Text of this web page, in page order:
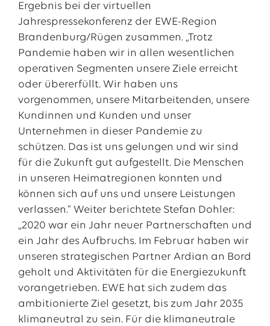
Ergebnis bei der virtuellen
Jahrespressekonferenz der EWE-Region
Brandenburg/Rügen zusammen. „Trotz
Pandemie haben wir in allen wesentlichen
operativen Segmenten unsere Ziele erreicht
oder übererfüllt. Wir haben uns
vorgenommen, unsere Mitarbeitenden, unsere
Kundinnen und Kunden und unser
Unternehmen in dieser Pandemie zu
schützen. Das ist uns gelungen und wir sind
für die Zukunft gut aufgestellt. Die Menschen
in unseren Heimatregionen konnten und
können sich auf uns und unsere Leistungen
verlassen.“ Weiter berichtete Stefan Dohler:
„2020 war ein Jahr neuer Partnerschaften und
ein Jahr des Aufbruchs. Im Februar haben wir
unseren strategischen Partner Ardian an Bord
geholt und Aktivitäten für die Energiezukunft
vorangetrieben. EWE hat sich zudem das
ambitionierte Ziel gesetzt, bis zum Jahr 2035
klimaneutral zu sein. Für die klimaneutrale